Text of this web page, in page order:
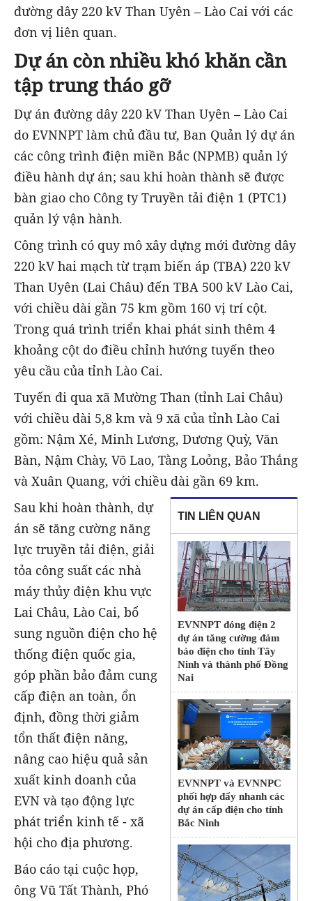
đường dây 220 kV Than Uyên – Lào Cai với các
đơn vị liên quan.
Dự án còn nhiều khó khăn cần
tập trung tháo gỡ
Dự án đường dây 220 kV Than Uyên – Lào Cai
do EVNNPT làm chủ đầu tư, Ban Quản lý dự án
các công trình điện miền Bắc (NPMB) quản lý
điều hành dự án; sau khi hoàn thành sẽ được
bàn giao cho Công ty Truyền tải điện 1 (PTC1)
quản lý vận hành.
Công trình có quy mô xây dựng mới đường dây
220 kV hai mạch từ trạm biến áp (TBA) 220 kV
Than Uyên (Lai Châu) đến TBA 500 kV Lào Cai,
với chiều dài gần 75 km gồm 160 vị trí cột.
Trong quá trình triển khai phát sinh thêm 4
khoảng cột do điều chỉnh hướng tuyến theo
yêu cầu của tỉnh Lào Cai.
Tuyến đi qua xã Mường Than (tỉnh Lai Châu)
với chiều dài 5,8 km và 9 xã của tỉnh Lào Cai
gồm: Nậm Xé, Minh Lương, Dương Quỳ, Văn
Bàn, Nậm Chày, Võ Lao, Tằng Loỏng, Bảo Thắng
và Xuân Quang, với chiều dài gần 69 km.
TIN LIÊN QUAN
EVNNPT đóng điện 2
dự án tăng cường đảm
bảo điện cho tỉnh Tây
Ninh và thành phố Đồng
Nai
EVNNPT và EVNNPC
phối hợp đẩy nhanh các
dự án cấp điện cho tỉnh
Bắc Ninh
Sau khi hoàn thành, dự
án sẽ tăng cường năng
lực truyền tải điện, giải
tỏa công suất các nhà
máy thủy điện khu vực
Lai Châu, Lào Cai, bổ
sung nguồn điện cho hệ
thống điện quốc gia,
góp phần bảo đảm cung
cấp điện an toàn, ổn
định, đồng thời giảm
tổn thất điện năng,
nâng cao hiệu quả sản
xuất kinh doanh của
EVN và tạo động lực
phát triển kinh tế - xã
hội cho địa phương.
Báo cáo tại cuộc họp,
ông Vũ Tất Thành, Phó